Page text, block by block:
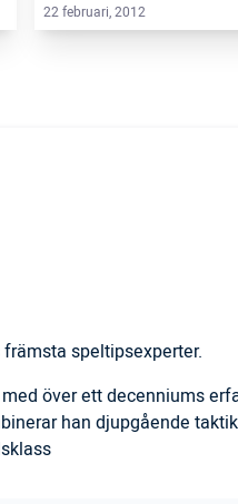
22 februari, 2012
speltipsexperter.
över ett decenniums
han djupgående